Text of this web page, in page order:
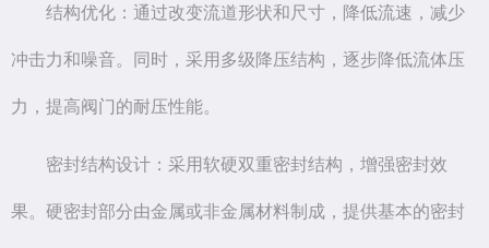
结构优化：通过改变流道形状和尺寸，降低流速，减少
冲击力和噪音。同时，采用多级降压结构，逐步降低流体压
力，提高阀门的耐压性能。
密封结构设计：采用软硬双重密封结构，增强密封效
果。硬密封部分由金属或非金属材料制成，提供基本的密封